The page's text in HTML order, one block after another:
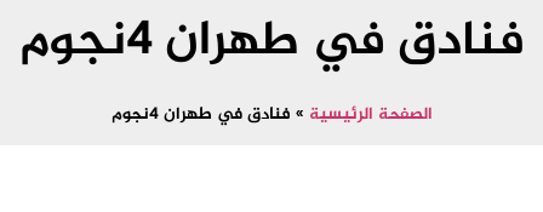
فنادق في طهران 4نجوم
الصفحة الرئيسية » فنادق في طهران 4نجوم